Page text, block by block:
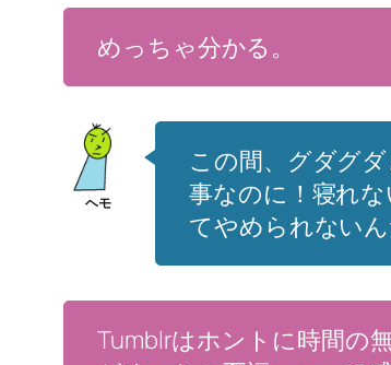
めっちゃ分かる。
この間、グダグ
事なのに！寝れ
てやめられないん
Tumblrはホントに時間の